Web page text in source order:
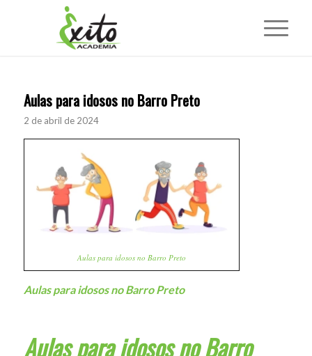
Aulas para idosos no Barro Preto
2 de abril de 2024
Aulas para idosos no Barro Preto
Aulas para idosos no Barro Preto
Aulas para idosos no Barro